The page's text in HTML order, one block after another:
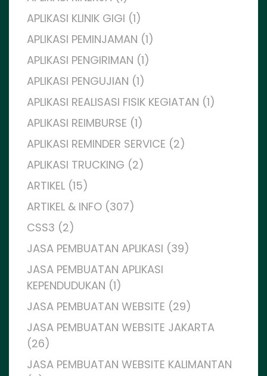
APLIKASI KLINIK GIGI (1)
APLIKASI PEMINJAMAN (1)
APLIKASI PENGIRIMAN (1)
APLIKASI PENGUJIAN (1)
APLIKASI REALISASI FISIK KEGIATAN (1)
APLIKASI REIMBURSE (1)
APLIKASI REMINDER SERVICE (2)
APLIKASI TRUCKING (2)
ARTIKEL (15)
ARTIKEL & INFO (307)
CSS3 (2)
JASA PEMBUATAN APLIKASI (39)
JASA PEMBUATAN APLIKASI
KEPENDUDUKAN (1)
JASA PEMBUATAN WEBSITE (29)
JASA PEMBUATAN WEBSITE JAKARTA
(26)
JASA PEMBUATAN WEBSITE KALIMANTAN